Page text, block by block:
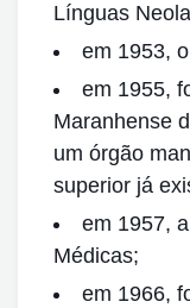
Línguas
em 1953,
em 1955,
Maranhense
um órgão
superior já
em 1957,
Médicas;
em 1966,